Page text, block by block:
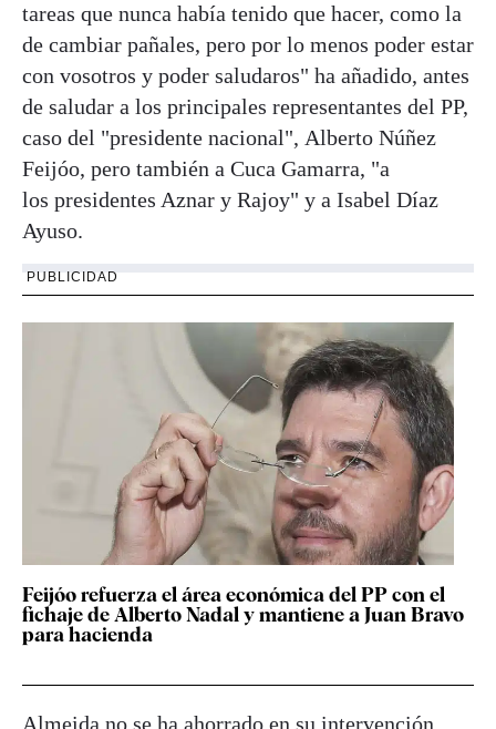
tareas que nunca había tenido que hacer, como la
de cambiar pañales, pero por lo menos poder estar
con vosotros y poder saludaros" ha añadido, antes
de saludar a los principales representantes del PP,
caso del "presidente nacional", Alberto Núñez
Feijóo, pero también a Cuca Gamarra, "a
los presidentes Aznar y Rajoy" y a Isabel Díaz
Ayuso.
PUBLICIDAD
Feijóo refuerza el área económica del PP con el
fichaje de Alberto Nadal y mantiene a Juan Bravo
para hacienda
Almeida no se ha ahorrado en su intervención